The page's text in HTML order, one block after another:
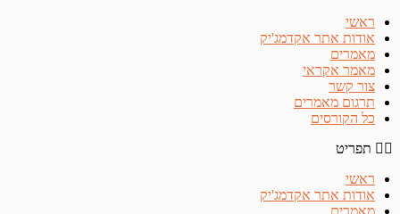
ראשי
אודות אתר אקדמג'יק
מאמרים
מאמר אקראי
צור קשר
תרגום מאמרים
כל הקורסים
תפריט
ראשי
אודות אתר אקדמג'יק
מאמרים